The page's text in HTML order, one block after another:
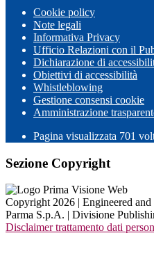
Cookie policy
Note legali
Informativa Privacy
Ufficio Relazioni con il
Dichiarazione di
Obiettivi di accessibilità
Whistleblowing
Gestione consensi cookie
Amministrazione
Pagina visualizzata 701
Sezione Copyright
Copyright 2026 | Engineered
Parma S.p.A. | Divisione
Disclaimer trattamento dati